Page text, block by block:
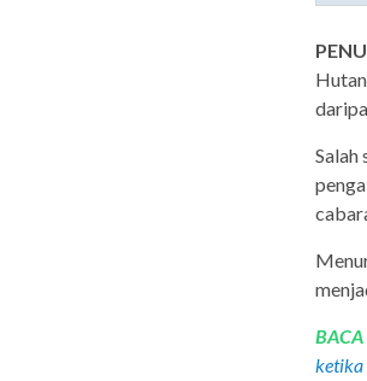
Salah
ketika